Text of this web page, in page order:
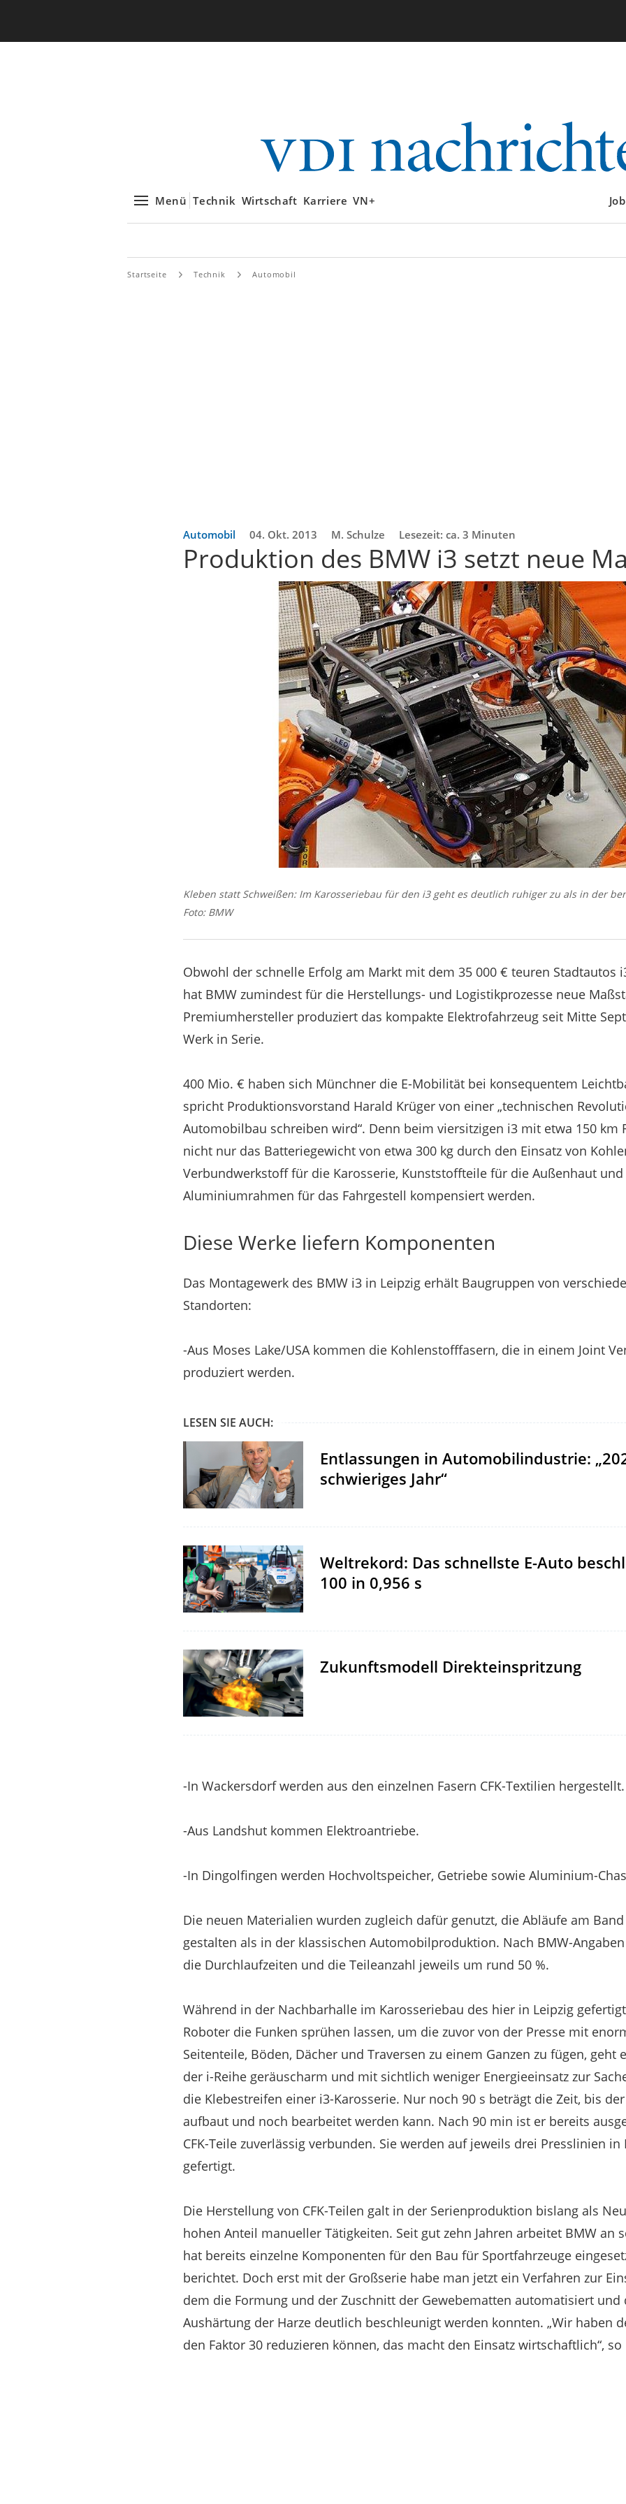
Menü Technik Wirtschaft Karriere VN+
Startseite Technik Automobil
Automobil 04. Okt. 2013 M. Schulze Lesezeit: ca. 3 Minuten
Produktion des BMW i3 setzt neue
Kleben statt Schweißen: Im Karosseriebau für den i3 geht es deutlich ruhiger zu als in der
Foto: BMW
Obwohl der schnelle Erfolg am Markt mit dem 35 000 € teuren Stadtautos
hat BMW zumindest für die Herstellungs- und Logistikprozesse neue
Premiumhersteller produziert das kompakte Elektrofahrzeug seit Mitte
Werk in Serie.
400 Mio. € haben sich Münchner die E-Mobilität bei konsequentem
spricht Produktionsvorstand Harald Krüger von einer „technischen
Automobilbau schreiben wird“. Denn beim viersitzigen i3 mit etwa 150 km
nicht nur das Batteriegewicht von etwa 300 kg durch den Einsatz von
Verbundwerkstoff für die Karosserie, Kunststoffteile für die Außenhaut
Aluminiumrahmen für das Fahrgestell kompensiert werden.
Diese Werke liefern Komponenten
Das Montagewerk des BMW i3 in Leipzig erhält Baugruppen von
Standorten:
-Aus Moses Lake/USA kommen die Kohlenstofffasern, die in einem Joint
produziert werden.
LESEN SIE AUCH:
Entlassungen in Automobilindustrie:
schwieriges Jahr“
Weltrekord: Das schnellste E-Auto
100 in 0,956 s
Zukunftsmodell Direkteinspritzung
-In Wackersdorf werden aus den einzelnen Fasern CFK-Textilien hergestellt.
-Aus Landshut kommen Elektroantriebe.
-In Dingolfingen werden Hochvoltspeicher, Getriebe sowie Aluminium-
Die neuen Materialien wurden zugleich dafür genutzt, die Abläufe am
gestalten als in der klassischen Automobilproduktion. Nach BMW-
die Durchlaufzeiten und die Teileanzahl jeweils um rund 50 %.
Während in der Nachbarhalle im Karosseriebau des hier in Leipzig
Roboter die Funken sprühen lassen, um die zuvor von der Presse mit
Seitenteile, Böden, Dächer und Traversen zu einem Ganzen zu fügen, geht
der i-Reihe geräuscharm und mit sichtlich weniger Energieeinsatz zur
die Klebestreifen einer i3-Karosserie. Nur noch 90 s beträgt die Zeit, bis
aufbaut und noch bearbeitet werden kann. Nach 90 min ist er bereits
CFK-Teile zuverlässig verbunden. Sie werden auf jeweils drei Presslinien
gefertigt.
Die Herstellung von CFK-Teilen galt in der Serienproduktion bislang als
hohen Anteil manueller Tätigkeiten. Seit gut zehn Jahren arbeitet BMW an
hat bereits einzelne Komponenten für den Bau für Sportfahrzeuge
berichtet. Doch erst mit der Großserie habe man jetzt ein Verfahren zur
dem die Formung und der Zuschnitt der Gewebematten automatisiert und
Aushärtung der Harze deutlich beschleunigt werden konnten. „Wir haben
den Faktor 30 reduzieren können, das macht den Einsatz wirtschaftlich“, so